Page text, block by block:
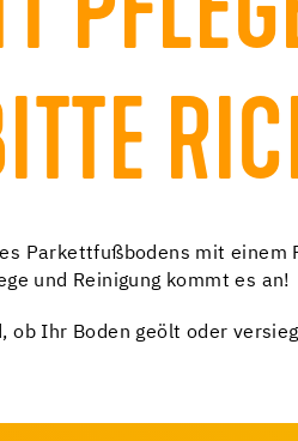
Parkettfußbodens mit
und Reinigung kommt es an!
ob Ihr Boden geölt oder